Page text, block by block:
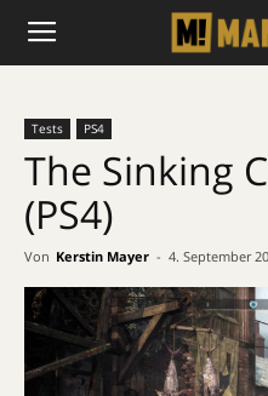
Tests PS4
The Sinking
(PS4)
Von Kerstin Mayer - 4. September